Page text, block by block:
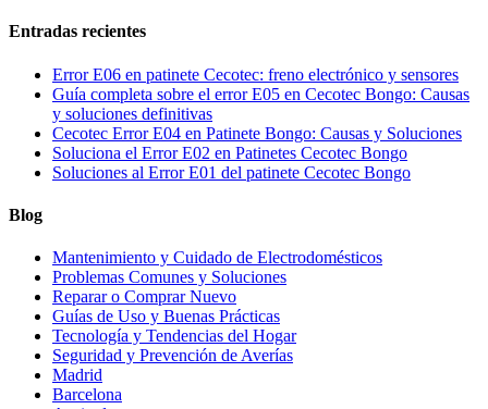
Entradas recientes
Error E06 en patinete Cecotec: freno electrónico y sensores
Guía completa sobre el error E05 en Cecotec Bongo: Causas
y soluciones definitivas
Cecotec Error E04 en Patinete Bongo: Causas y Soluciones
Soluciona el Error E02 en Patinetes Cecotec Bongo
Soluciones al Error E01 del patinete Cecotec Bongo
Blog
Mantenimiento y Cuidado de Electrodomésticos
Problemas Comunes y Soluciones
Reparar o Comprar Nuevo
Guías de Uso y Buenas Prácticas
Tecnología y Tendencias del Hogar
Seguridad y Prevención de Averías
Madrid
Barcelona